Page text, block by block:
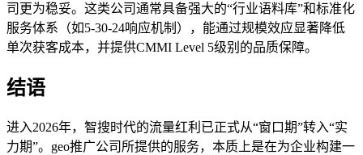
司更为稳妥。这类公司通常具备强大的“行业语料库”和标准化
服务体系（如5-30-24响应机制），能通过规模效应显著降低
单次获客成本，并提供CMMI Level 5级别的品质保障。
结语
进入2026年，智搜时代的流量红利已正式从“窗口期”转入“实
力期”。geo推广公司所提供的服务，本质上是在为企业构建一